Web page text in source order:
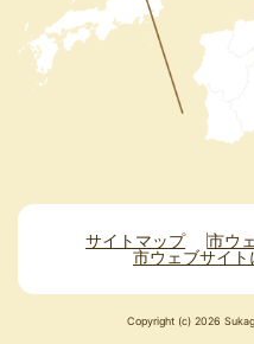
サイトマップ
市ウ
市ウェブサイト
Copyright (c) 2026